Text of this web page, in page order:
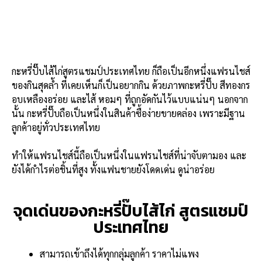
กะหรี่ปั๊บไส้ไก่สูตรแชมป์ประเทศไทย ก็ถือเป็นอีกหนึ่งแฟรนไชส์
ของกินสุดล้ำ ที่เคยเห็นก็เป็นอยากกิน ด้วยภาพกะหรี่ปั๊บ สีทองกร
อบเหลืองอร่อย และไส้ หอมๆ ที่ถูกอัดกันไว้แบบแน่นๆ นอกจาก
นั้น กะหรี่ปั๊บถือเป็นหนึ่งในสินค้าซื้อง่ายขายคล่อง เพราะมีฐาน
ลูกค้าอยู่ทั่วประเทศไทย
ทำให้แฟรนไชส์นี้ถือเป็นหนึ่งในแฟรนไชส์ที่น่าจับตามอง และ
ยังได้กำไรต่อชิ้นที่สูง ทั้งแฟนชายยังโดดเด่น ดูน่าอร่อย
จุดเด่นของกะหรี่ปั๊บไส้ไก่ สูตรแชมป์
ประเทศไทย
สามารถเข้าถึงได้ทุกกลุ่มลูกค้า ราคาไม่แพง